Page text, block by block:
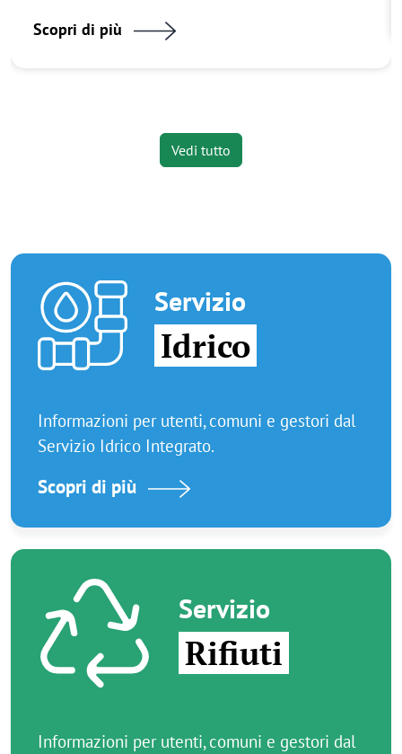
Scopri di più
Vedi tutto
Immagine Servizio
Idrico
Informazioni per utenti, comuni e gestori dal
Servizio Idrico Integrato.
Scopri di più
Immagine
Servizio
Rifiuti
Informazioni per utenti, comuni e gestori dal